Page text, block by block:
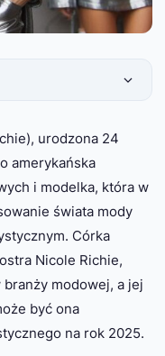
urodzona 24
amerykańska
i modelka, która w
świata mody
Córka
Nicole Richie,
modowej, a jej
być ona
na rok 2025.